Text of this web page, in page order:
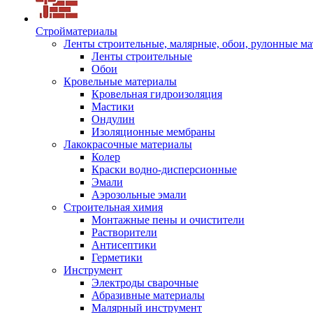
Стройматериалы
Ленты строительные, малярные, обои, рулонные
Ленты строительные
Обои
Кровельные материалы
Кровельная гидроизоляция
Мастики
Ондулин
Изоляционные мембраны
Лакокрасочные материалы
Колер
Краски водно-дисперсионные
Эмали
Аэрозольные эмали
Строительная химия
Монтажные пены и очистители
Растворители
Антисептики
Герметики
Инструмент
Электроды сварочные
Абразивные материалы
Малярный инструмент